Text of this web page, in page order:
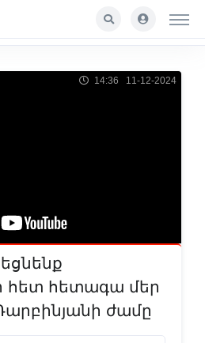
14:36 11-12-2024
հետ հետագա մեր
ժամը